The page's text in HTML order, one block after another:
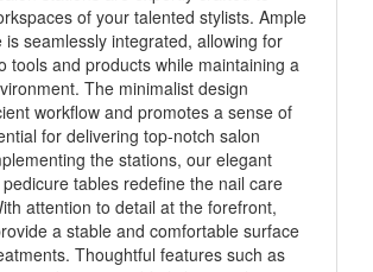
of your talented stylists. Ample
is seamlessly integrated, allowing for
tools and products while maintaining a
The minimalist design
workflow and promotes a sense of
for delivering top-notch salon
the stations, our elegant
tables redefine the nail care
attention to detail at the forefront,
a stable and comfortable surface
Thoughtful features such as